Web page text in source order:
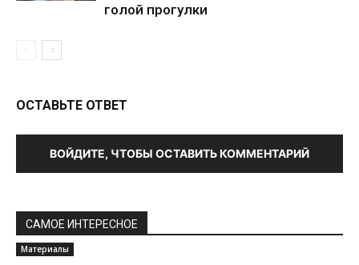
голой прогулки
ОСТАВЬТЕ ОТВЕТ
ВОЙДИТЕ, ЧТОБЫ ОСТАВИТЬ КОММЕНТАРИЙ
САМОЕ ИНТЕРЕСНОЕ
Материалы